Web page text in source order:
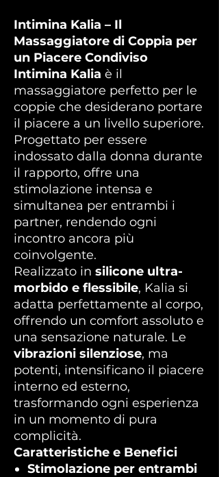
Intimina Kalia – Il
Massaggiatore di Coppia per
un Piacere Condiviso
Intimina Kalia è il
massaggiatore perfetto per le
coppie che desiderano portare
il piacere a un livello superiore.
Progettato per essere
indossato dalla donna durante
il rapporto, offre una
stimolazione intensa e
simultanea per entrambi i
partner, rendendo ogni
incontro ancora più
coinvolgente.
Realizzato in silicone ultra-
morbido e flessibile, Kalia si
adatta perfettamente al corpo,
offrendo un comfort assoluto e
una sensazione naturale. Le
vibrazioni silenziose, ma
potenti, intensificano il piacere
interno ed esterno,
trasformando ogni esperienza
in un momento di pura
complicità.
Caratteristiche e Benefici
Stimolazione per entrambi